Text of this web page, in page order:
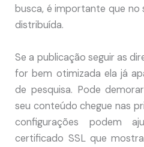
busca, é importante que
distribuída.
Se a publicação seguir as
for bem otimizada ela já
de pesquisa. Pode
seu conteúdo chegue nas
configurações podem
certificado SSL que